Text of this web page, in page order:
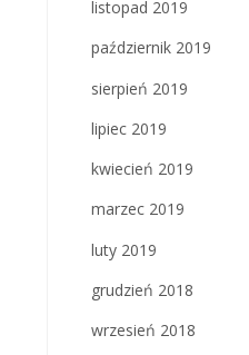
listopad 2019
październik 2019
sierpień 2019
lipiec 2019
kwiecień 2019
marzec 2019
luty 2019
grudzień 2018
wrzesień 2018